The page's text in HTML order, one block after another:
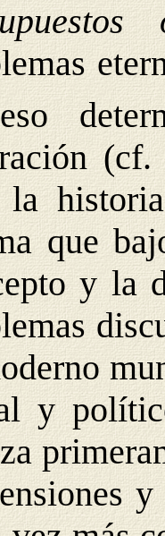
(cf.
la
que
y la
y